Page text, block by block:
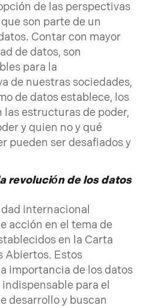
de las perspectivas
son parte de un
Contar con mayor
de datos, son
para la
de nuestras sociedades,
de datos establece, los
estructuras de poder,
y quien no y qué
pueden ser desafiados y
revolución de los datos
internacional
acción en el tema de
en la Carta
Abiertos. Estos
importancia de los datos
para el
desarrollo y buscan